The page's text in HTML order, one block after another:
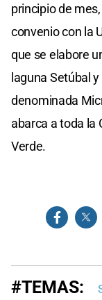
principio de
convenio con la
que se elabore
laguna Setúbal
denominada
abarca a toda la
Verde.
#TEMAS: